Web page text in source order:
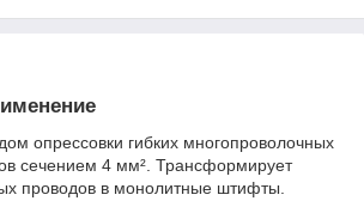
опрессовки гибких многопроволочных
сечением 4 мм². Трансформирует
проводов в монолитные штифты.